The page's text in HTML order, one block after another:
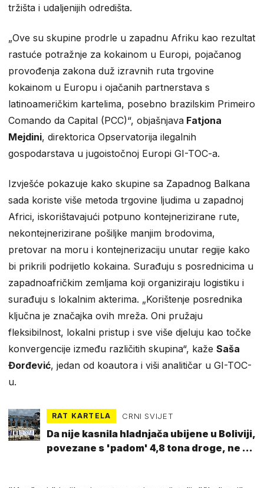
tržišta i udaljenijih odredišta.
„Ove su skupine prodrle u zapadnu Afriku kao rezultat
rastuće potražnje za kokainom u Europi, pojačanog
provođenja zakona duž izravnih ruta trgovine
kokainom u Europu i ojačanih partnerstava s
latinoameričkim kartelima, posebno brazilskim Primeiro
Comando da Capital (PCC)“, objašnjava Fatjona
Mejdini, direktorica Opservatorija ilegalnih
gospodarstava u jugoistočnoj Europi GI-TOC-a.
Izvješće pokazuje kako skupine sa Zapadnog Balkana
sada koriste više metoda trgovine ljudima u zapadnoj
Africi, iskorištavajući potpuno kontejnerizirane rute,
nekontejnerizirane pošiljke manjim brodovima,
pretovar na moru i kontejnerizaciju unutar regije kako
bi prikrili podrijetlo kokaina. Surađuju s posrednicima u
zapadnoafričkim zemljama koji organiziraju logistiku i
surađuju s lokalnim akterima. „Korištenje posrednika
ključna je značajka ovih mreža. Oni pružaju
fleksibilnost, lokalni pristup i sve više djeluju kao točke
konvergencije između različitih skupina“, kaže Saša
Đorđević, jedan od koautora i viši analitičar u GI-TOC-
u.
RAT KARTELA CRNI SVIJET
Da nije kasnila hladnjača ubijene u Boliviji,
povezane s 'padom' 4,8 tona droge, ne bi